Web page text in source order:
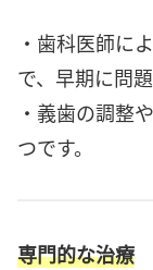
・歯科医師に
で、早期に問
・義歯の調整
つです。
専門的な治療